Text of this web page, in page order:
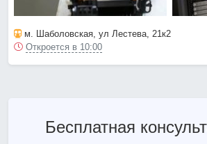
м. Шаболовская, ул Лестева, 21к2
Откроется в 10:00
Бесплатная